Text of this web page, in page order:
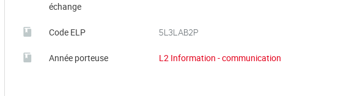
échange
Code ELP 5L3LAB2P
Année porteuse L2 Information - communication